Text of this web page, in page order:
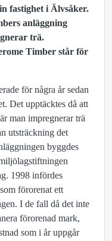
fastighet i Älvsåker.
anläggning
trä.
Timber står för
för några år sedan
Det upptäcktes då att
man impregnerar trä
utsträckning det
byggdes
1998 infördes
förorenat ett
I de fall då det inte
förorenad mark,
som i år uppgår